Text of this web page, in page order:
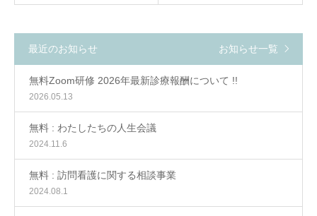
最近のお知らせ お知らせ一覧
無料Zoom研修 2026年最新診療報酬について !!
2026.05.13
無料 : わたしたちの人生会議
2024.11.6
無料 : 訪問看護に関する相談事業
2024.08.1